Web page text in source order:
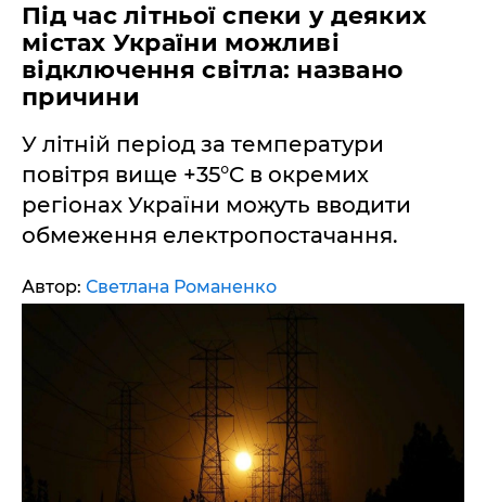
Під час літньої спеки у деяких
містах України можливі
відключення світла: названо
причини
У літній період за температури
повітря вище +35°C в окремих
регіонах України можуть вводити
обмеження електропостачання.
Автор: Светлана Романенко